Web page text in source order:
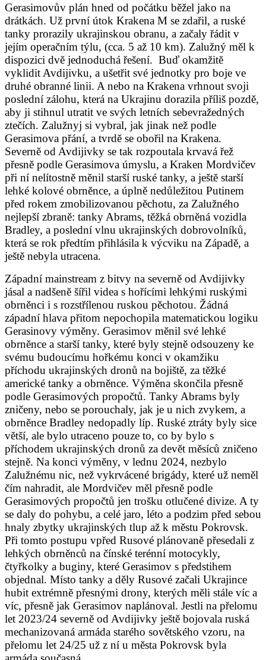
Gerasimovův plán hned od počátku běžel jako na
drátkách. Už první útok Krakena M se zdařil, a ruské
tanky prorazily ukrajinskou obranu, a začaly řádit v
jejím operačním týlu, (cca. 5 až 10 km). Zalužný měl k
dispozici dvě jednoduchá řešení. Buď okamžitě
vyklidit Avdijivku, a ušetřit své jednotky pro boje ve
druhé obranné linii. A nebo na Krakena vrhnout svoji
poslední zálohu, která na Ukrajinu dorazila příliš pozdě,
aby ji stihnul utratit ve svých letních sebevražedných
ztečích. Zalužnyj si vybral, jak jinak než podle
Gerasimova přání, a tvrdě se obořil na Krakena.
Severně od Avdijivky se tak rozpoutala krvavá řež
přesně podle Gerasimova úmyslu, a Kraken Mordvičev
při ní nelítostně měnil starší ruské tanky, a ještě starší
lehké kolové obrněnce, a úplně nedůležitou Putinem
před rokem zmobilizovanou pěchotu, za Zalužného
nejlepší zbraně: tanky Abrams, těžká obrněná vozidla
Bradley, a poslední vlnu ukrajinských dobrovolníků,
která se rok předtím přihlásila k výcviku na Západě, a
ještě nebyla utracena.
Západní mainstream z bitvy na severně od Avdijivky
jásal a nadšeně šířil videa s hořícími lehkými ruskými
obrněnci i s rozstřílenou ruskou pěchotou. Žádná
západní hlava přitom nepochopila matematickou logiku
Gerasinovy výměny. Gerasimov měnil své lehké
obrněnce a starší tanky, které byly stejně odsouzeny ke
svému budoucímu hořkému konci v okamžiku
příchodu ukrajinských dronů na bojiště, za těžké
americké tanky a obrněnce. Výměna skončila přesně
podle Gerasimových propočtů. Tanky Abrams byly
zničeny, nebo se porouchaly, jak je u nich zvykem, a
obrněnce Bradley nedopadly líp. Ruské ztráty byly sice
větší, ale bylo utraceno pouze to, co by bylo s
příchodem ukrajinských dronů za devět měsíců zničeno
stejně. Na konci výměny, v lednu 2024, nezbylo
Zalužnému nic, než vykrvácené brigády, které už neměl
čím nahradit, ale Mordvičev měl přesně podle
Gerasimových propočtů jen trošku otlučené divize. A ty
se daly do pohybu, a celé jaro, léto a podzim před sebou
hnaly zbytky ukrajinských tlup až k městu Pokrovsk.
Při tomto postupu vpřed Rusové plánovaně přesedali z
lehkých obrněnců na čínské terénní motocykly,
čtyřkolky a buginy, které Gerasimov s předstihem
objednal. Místo tanky a děly Rusové začali Ukrajince
hubit extrémně přesnými drony, kterých měli stále víc a
víc, přesně jak Gerasimov naplánoval. Jestli na přelomu
let 2023/24 severně od Avdijivky ještě bojovala ruská
mechanizovaná armáda starého sovětského vzoru, na
přelomu let 24/25 už z ní u města Pokrovsk byla